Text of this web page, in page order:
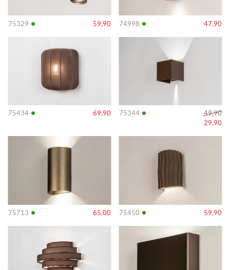
75329 • 59,90 74998 • 47,90
75434 • 69,90 75344 •
49,90
29,90
Info
75713 • 65,00
Info
75450 • 59,90
Info
Info Info